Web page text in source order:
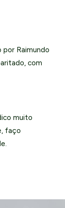
Raimundo
com
muito
faço